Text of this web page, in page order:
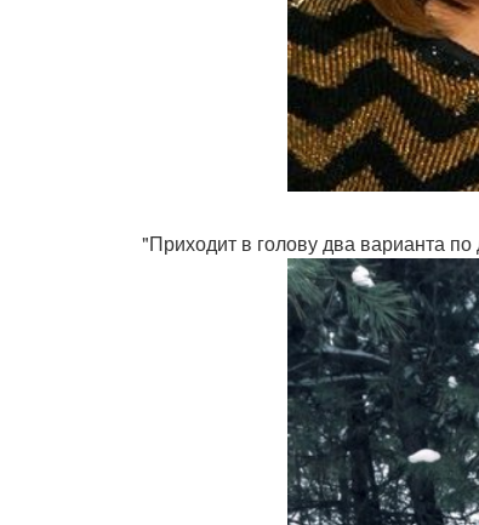
"Приходит в голову два варианта